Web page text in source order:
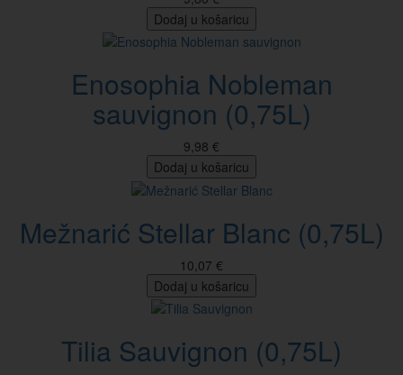
Dodaj u košaricu
Enosophia Nobleman
sauvignon (0,75L)
9,98 €
Dodaj u košaricu
Mežnarić Stellar Blanc (0,75L)
10,07 €
Dodaj u košaricu
Tilia Sauvignon (0,75L)